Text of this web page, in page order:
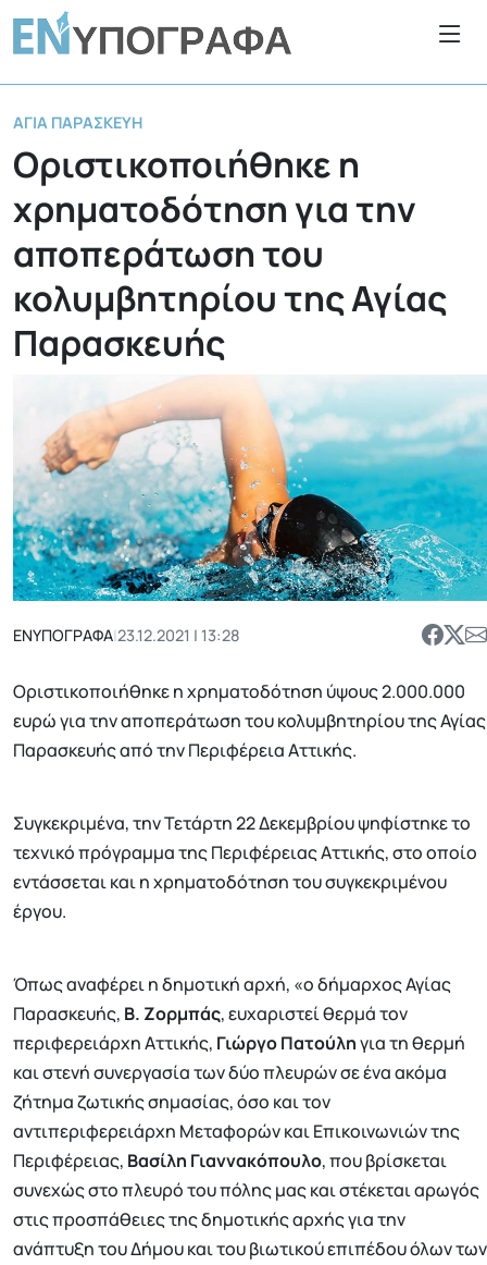
ΑΓΊΑ ΠΑΡΑΣΚΕΥΉ
Οριστικοποιήθηκε η
χρηματοδότηση για την
αποπεράτωση του
κολυμβητηρίου της Αγίας
Παρασκευής
ΕΝΥΠΟΓΡΑΦΑ|23.12.2021 | 13:28
Οριστικοποιήθηκε η χρηματοδότηση ύψους 2.000.000
ευρώ για την αποπεράτωση του κολυμβητηρίου της Αγίας
Παρασκευής από την Περιφέρεια Αττικής.
Συγκεκριμένα, την Τετάρτη 22 Δεκεμβρίου ψηφίστηκε το
τεχνικό πρόγραμμα της Περιφέρειας Αττικής, στο οποίο
εντάσσεται και η χρηματοδότηση του συγκεκριμένου
έργου.
Όπως αναφέρει η δημοτική αρχή, «ο δήμαρχος Αγίας
Παρασκευής, Β. Ζορμπάς, ευχαριστεί θερμά τον
περιφερειάρχη Αττικής, Γιώργο Πατούληγια τη θερμή
και στενή συνεργασία των δύο πλευρών σε ένα ακόμα
ζήτημα ζωτικής σημασίας, όσο και τον
αντιπεριφερειάρχη Μεταφορών και Επικοινωνιών της
Περιφέρειας, Βασίλη Γιαννακόπουλο, που βρίσκεται
συνεχώς στο πλευρό του πόλης μας και στέκεται αρωγός
στις προσπάθειες της δημοτικής αρχής για την
ανάπτυξη του Δήμου και του βιωτικού επιπέδου όλων των